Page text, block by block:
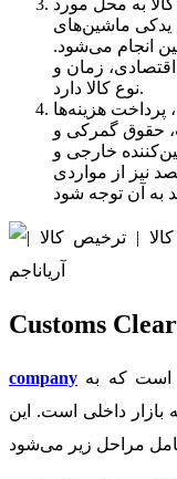
به محل مورد
ماشین‌های
انجام می‌شود.
زمان و
نوع کالا دارد.
پرداخت هزینه‌ها
حقوق گمرکی و
خارجی و
نیز از مواردی
Customs
company
بازار داخلی است. این